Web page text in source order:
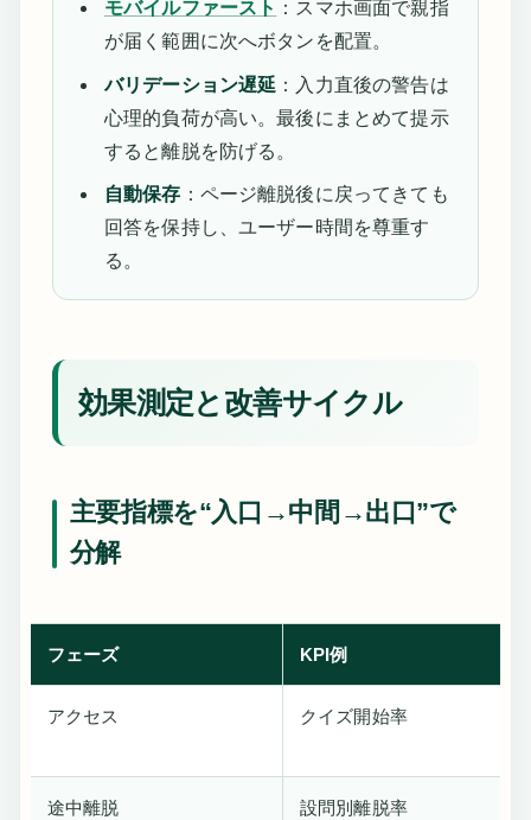
モバイルファースト ：スマホ画面で親指
が届く範囲に次へボタンを配置。
バリデーション遅延 ：入力直後の警告は
心理的負荷が高い。最後にまとめて提示
すると離脱を防げる。
自動保存 ：ページ離脱後に戻ってきても
回答を保持し、ユーザー時間を尊重す
る。
効果測定と改善サイクル
主要指標を“入口→中間→出口”で
分解
フェーズ KPI例
アクセス クイズ開始率
途中離脱 設問別離脱率